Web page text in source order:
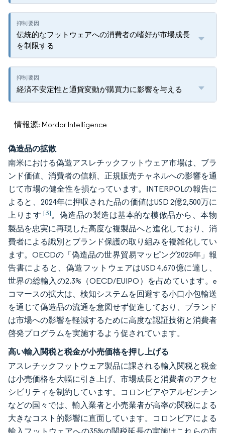
伝統的なフットウェアへの消費者の嗜好が市場成長
を制限する
経済不安定性と通貨変動が購買力に影響を与える
情報源: Mordor Intelligence
偽造品の拡散
南米における偽造アスレチックフットウェア市場は、ブラ
ンド価値、消費者の信頼、正規販売チャネルへの影響を通
じて市場の健全性を損なっています。INTERPOLの報告に
よると、2024年に押収された品の価値はUSD 2億2,500万に
上ります [3]。偽造品の製造は基本的な模倣品から、本物
製品を忠実に再現した高度な複製品へと進化しており、消
費者による識別とブランド保護の取り組みを複雑化してい
ます。OECDの「偽造品の世界貿易マッピング2025年」報
告書によると、偽造フットウェアはUSD 4,670億に達し、
世界の総輸入の2.3%（OECD/EUIPO）を占めています。e
コマースの拡大は、検知システムを回避する小口小包輸送
を通じて偽造品の流通を意図せず促進しており、ブランド
は市場への影響を軽減するために高度な認証技術と消費者
啓発プログラムを実施するよう促されています。
高い輸入関税と税金が小売価格を押し上げる
アスレチックフットウェア製品に課される輸入関税と税金
は小売価格を大幅に引き上げ、市場成長と消費者のアクセ
シビリティを制約しています。コロンビアやアルゼンチン
などの国々では、輸入業者と小売業者が高率の関税による
大きなコスト的影響に直面しています。コロンビアによる